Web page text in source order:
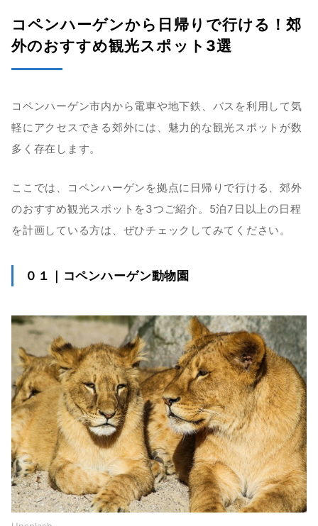
コペンハーゲンから日帰りで行ける！郊
外のおすすめ観光スポット3選
コペンハーゲン市内から電車や地下鉄、バスを利用して気
軽にアクセスできる郊外には、魅力的な観光スポットが数
多く存在します。
ここでは、コペンハーゲンを拠点に日帰りで行ける、郊外
のおすすめ観光スポットを3つご紹介。5泊7日以上の日程
を計画している方は、ぜひチェックしてみてください。
０１｜コペンハーゲン動物園